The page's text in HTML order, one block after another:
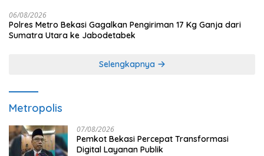
06/08/2026
Polres Metro Bekasi Gagalkan Pengiriman 17 Kg Ganja dari
Sumatra Utara ke Jabodetabek
Selengkapnya
Metropolis
07/08/2026
Pemkot Bekasi Percepat Transformasi
Digital Layanan Publik